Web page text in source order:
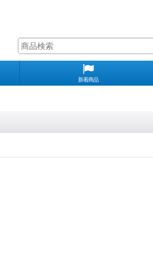
新着商品